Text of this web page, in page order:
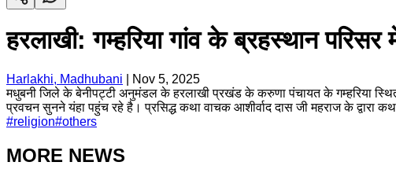
हरलाखी: गम्हरिया गांव के ब्रहस्थान
Harlakhi, Madhubani
Nov 5, 2025
मधुबनी जिले के बेनीपट्टी अनुमंडल के हरलाखी प्रखंड के करुणा पंचायत के गम्हरिया
प्रवचन सुनने यंहा पहुंच रहे है। प्रसिद्ध कथा वाचक आशीर्वाद दास जी महराज के द्वारा
#religion#others
MORE NEWS